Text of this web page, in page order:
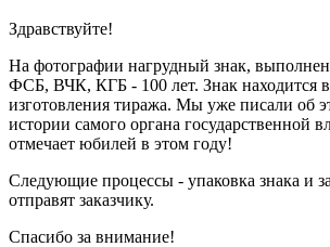
Здравствуйте!
На фотографии нагрудный знак,
ФСБ, ВЧК, КГБ - 100 лет. Знак находится в
изготовления тиража. Мы уже писали об
истории самого органа государственной
отмечает юбилей в этом году!
Следующие процессы - упаковка знака и
отправят заказчику.
Спасибо за внимание!